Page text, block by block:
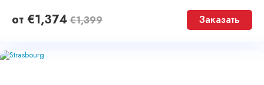
от €1,374€1,399 Заказать